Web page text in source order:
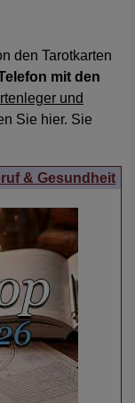
den Tarotkarten
mit den
und
Sie hier. Sie
& Gesundheit